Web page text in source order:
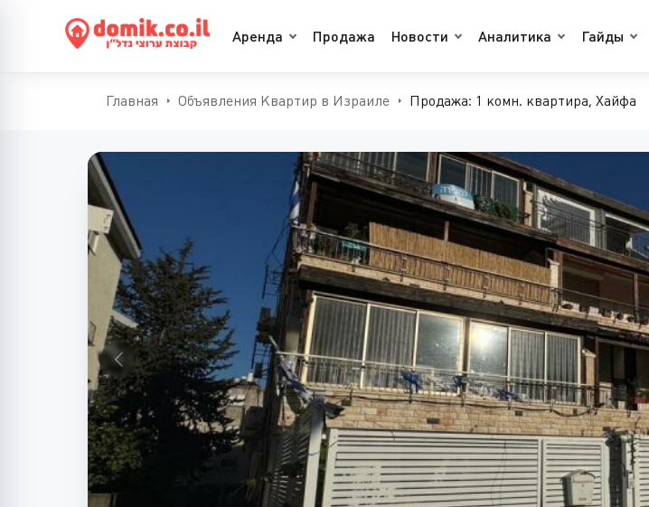
Аренда Продажа Новости Аналитика Гайды
Главная Объявления Квартир в Израиле Продажа: 1 комн. квартира, Хайфа